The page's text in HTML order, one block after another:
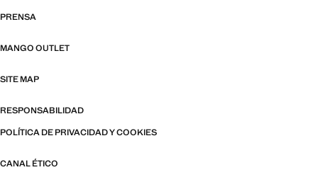
PRENSA
MANGO OUTLET
SITE MAP
RESPONSABILIDAD
POLÍTICA DE PRIVACIDAD Y COOKIES
CANAL ÉTICO